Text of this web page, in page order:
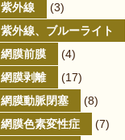
紫外線
(3)
紫外線、ブルーライト
網膜前膜
(4)
網膜剥離
(17)
網膜動脈閉塞
(8)
網膜色素変性症
(7)